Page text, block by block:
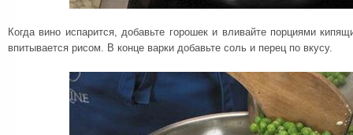
Когда вино испарится, добавьте горошек и вливайте порциями
впитывается рисом. В конце варки добавьте соль и перец по вкусу.